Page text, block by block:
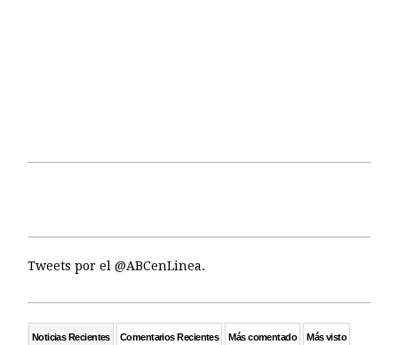
Tweets por el @ABCenLinea.
Noticias Recientes Comentarios Recientes Más comentado Más visto